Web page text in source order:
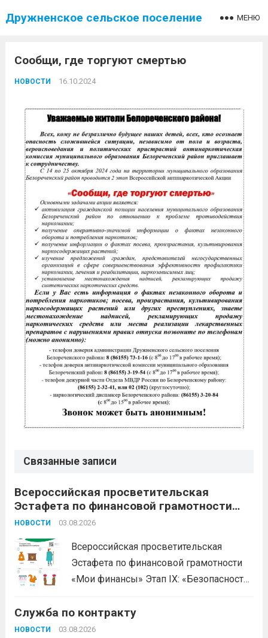
Дружненское сельское поселение МЕНЮ
Сообщи, где торгуют смертью
НОВОСТИ 16.10.2024
Связанные записи
Всероссийская просветительская
Эстафета по финансовой грамотности
«Мои финансы»
НОВОСТИ 03.08.2026
Всероссийская просветительская
Эстафета по финансовой грамотности
«Мои финансы» Этап IX: «Безопасность
портале: моифинансы.рф
#ЭстафетаМоиФинансы
Служба по контракту
НОВОСТИ 03.08.2026